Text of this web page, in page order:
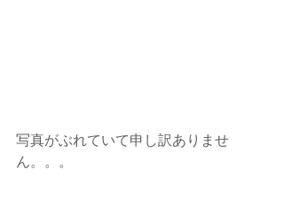
写真がぶれていて申し訳ありませ
ん。。。